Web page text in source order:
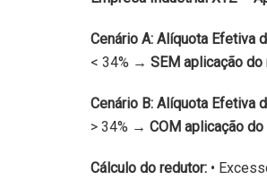
Cenário A: Alíquota Efetiva
< 34% → SEM aplicação do
Cenário B: Alíquota Efetiva
> 34% → COM aplicação
Cálculo do redutor: •